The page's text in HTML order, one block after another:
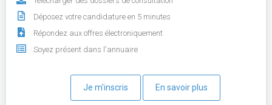
Déposez votre candidature en 5 minutes
Répondez aux offres électroniquement
Soyez présent dans l'annuaire
Je m'inscris En savoir plus